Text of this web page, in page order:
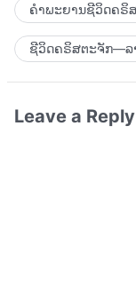
ຄຳພະຍານຊີວິດຄຣິ
ຊີວິດຄຣິສຕະຈັກ—ລ
Leave a Reply